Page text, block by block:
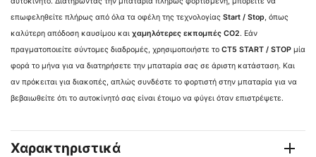
επωφεληθείτε πλήρως από όλα τα οφέλη της τεχνολογίας Start / Stop, όπως
καλύτερη απόδοση καυσίμου και χαμηλότερες εκπομπές CO2. Εάν
πραγματοποιείτε σύντομες διαδρομές, χρησιμοποιήστε το CT5 START / STOP μία
φορά το μήνα για να διατηρήσετε την μπαταρία σας σε άριστη κατάσταση. Και
αν πρόκειται για διακοπές, απλώς συνδέστε το φορτιστή στην μπαταρία για να
βεβαιωθείτε ότι το αυτοκίνητό σας είναι έτοιμο να φύγει όταν επιστρέψετε.
Χαρακτηριστικά